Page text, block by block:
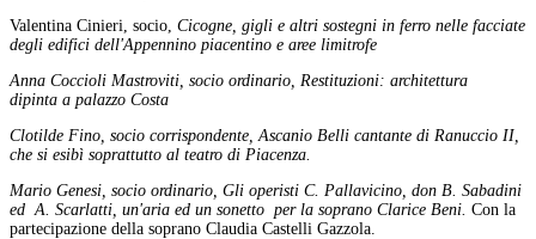
Valentina Cinieri, socio, Cicogne, gigli e altri sostegni in ferro nelle facciate
degli edifici dell'Appennino piacentino e aree limitrofe
Anna Coccioli Mastroviti, socio ordinario, Restituzioni: architettura
dipinta a palazzo Costa
Clotilde Fino, socio corrispondente, Ascanio Belli cantante di Ranuccio II,
che si esibì soprattutto al teatro di Piacenza.
Mario Genesi, socio ordinario, Gli operisti C. Pallavicino, don B. Sabadini
ed A. Scarlatti, un'aria ed un sonetto per la soprano Clarice Beni. Con la
partecipazione della soprano Claudia Castelli Gazzola.